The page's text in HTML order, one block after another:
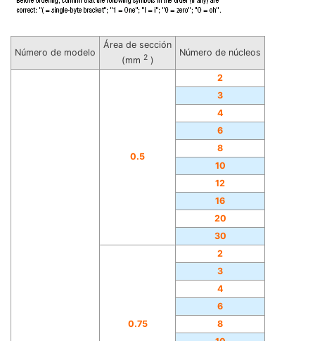
Número de modelo
Área de sección
(mm 2)
Número de núcleos
0.5
2
3
4
6
8
10
12
16
20
30
0.75
2
3
4
6
8